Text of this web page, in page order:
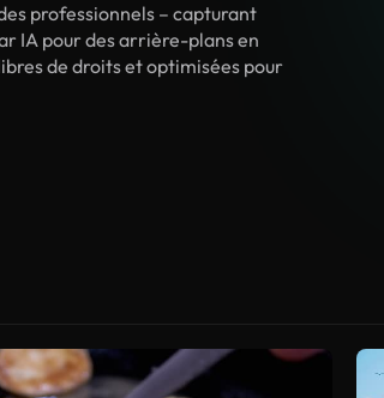
professionnels – capturant
IA pour des arrière-plans en
de droits et optimisées pour